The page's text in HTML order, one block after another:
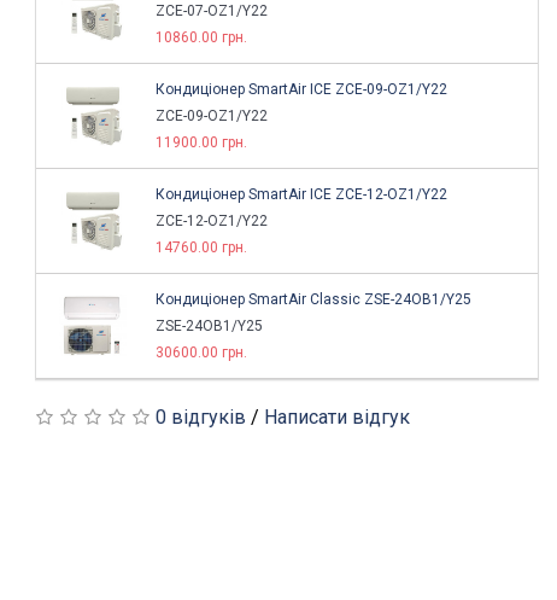
ZCE-07-OZ1/Y22
10860.00 грн.
Кондиціонер SmartAir ICE ZCE-09-OZ1/Y22
ZCE-09-OZ1/Y22
11900.00 грн.
Кондиціонер SmartAir ICE ZCE-12-OZ1/Y22
ZCE-12-OZ1/Y22
14760.00 грн.
Кондиціонер SmartAir Classic ZSE-24OB1/Y25
ZSE-24OB1/Y25
30600.00 грн.
0 відгуків / Написати відгук